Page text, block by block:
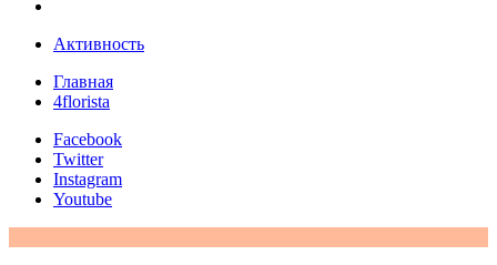
Активность
Главная
4florista
Facebook
Twitter
Instagram
Youtube